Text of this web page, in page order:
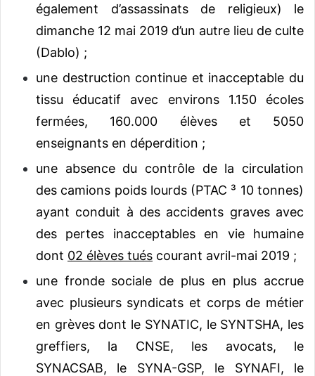
également d’assassinats de religieux) le
dimanche 12 mai 2019 d’un autre lieu de culte
(Dablo) ;
une destruction continue et inacceptable du
tissu éducatif avec environs 1.150 écoles
fermées, 160.000 élèves et 5050
enseignants en déperdition ;
une absence du contrôle de la circulation
des camions poids lourds (PTAC ³ 10 tonnes)
ayant conduit à des accidents graves avec
des pertes inacceptables en vie humaine
dont 02 élèves tués courant avril-mai 2019 ;
une fronde sociale de plus en plus accrue
avec plusieurs syndicats et corps de métier
en grèves dont le SYNATIC, le SYNTSHA, les
greffiers, la CNSE, les avocats, le
SYNACSAB, le SYNA-GSP, le SYNAFI, le